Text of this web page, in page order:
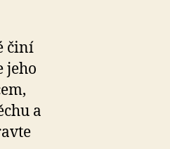
činí
jeho
a